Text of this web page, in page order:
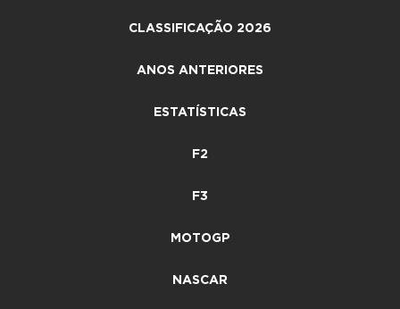
CLASSIFICAÇÃO 2026
ANOS ANTERIORES
ESTATÍSTICAS
F2
F3
MOTOGP
NASCAR